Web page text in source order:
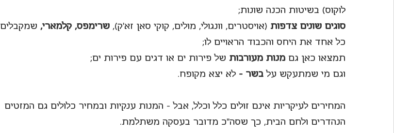
לוקוס) בשיטות הכנה שונות;
סוגים שונים צדפות (אויסטרים, וונגולי, מולים, קוקי סאן זא'ק), שרימפס, קלמארי, שמקבלים
כל אחד את היחס והכבוד הראויים לו;
תמצאו כאן גם מנות מעורבות של פירות ים או דגים עם פירות ים;
וגם מי שמתעקש על בשר - לא יצא מקופח.
המחירים לעיקריות אינם זולים כלל וכלל, אבל - המנות ענקיות ובמחיר כלולים גם המזטים
הנהדרים ולחם הבית, כך שסה"כ מדובר בעסקה משתלמת.